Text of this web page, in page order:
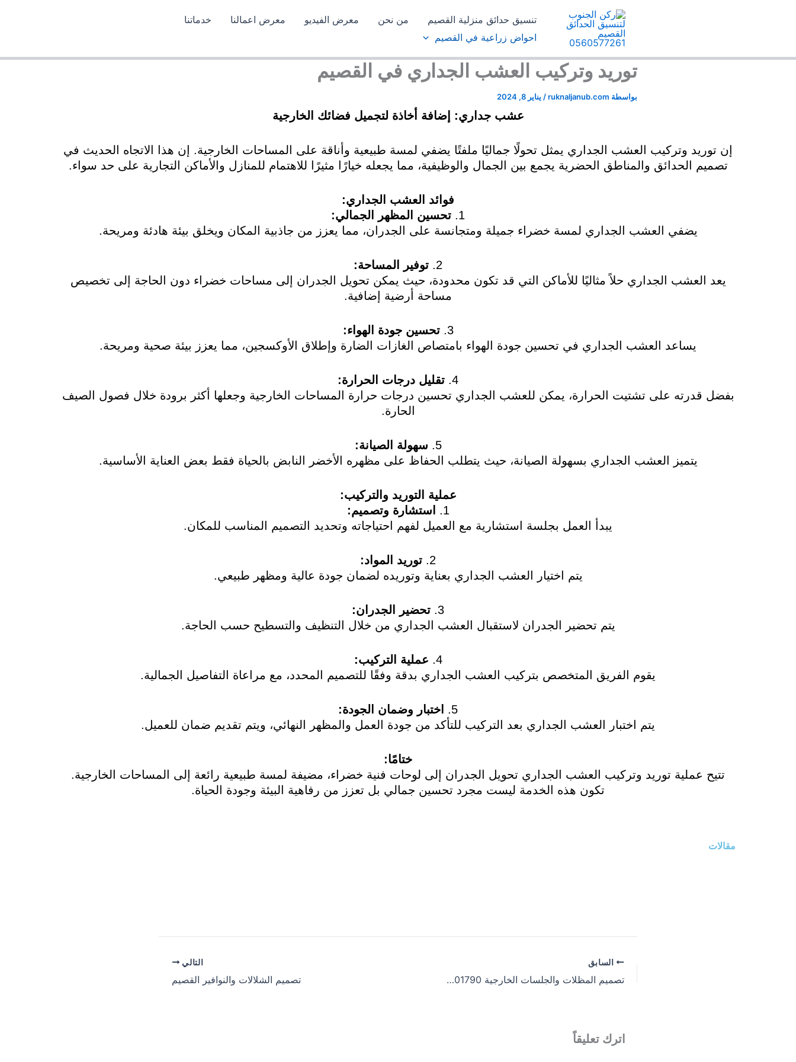
تنسيق حدائق منزلية القصيم من نحن معرض الفيديو معرض اعمالنا
خدماتنا
احواض زراعية في القصيم
توريد وتركيب العشب الجداري في القصيم
بواسطة ruknaljanub.com
/ يناير 8, 2024
عشب جداري: إضافة أخاذة لتجميل فضائك الخارجية
إن توريد وتركيب العشب الجداري يمثل تحولًا جماليًا ملفتًا يضفي لمسة طبيعية وأناقة على المساحات الخارجية. إن هذا الاتجاه الحديث في
تصميم الحدائق والمناطق الحضرية يجمع بين الجمال والوظيفية، مما يجعله خيارًا مثيرًا للاهتمام للمنازل والأماكن التجارية على حد سواء.
فوائد العشب الجداري:
1. تحسين المظهر الجمالي:
يضفي العشب الجداري لمسة خضراء جميلة ومتجانسة على الجدران، مما يعزز من جاذبية المكان ويخلق بيئة هادئة ومريحة.
2. توفير المساحة:
يعد العشب الجداري حلاً مثاليًا للأماكن التي قد تكون محدودة، حيث يمكن تحويل الجدران إلى مساحات خضراء دون الحاجة إلى تخصيص
مساحة أرضية إضافية.
3. تحسين جودة الهواء:
يساعد العشب الجداري في تحسين جودة الهواء بامتصاص الغازات الضارة وإطلاق الأوكسجين، مما يعزز بيئة صحية ومريحة.
4. تقليل درجات الحرارة:
بفضل قدرته على تشتيت الحرارة، يمكن للعشب الجداري تحسين درجات حرارة المساحات الخارجية وجعلها أكثر برودة خلال فصول الصيف
الحارة.
5.
سهولة الصيانة:
يتميز العشب الجداري بسهولة الصيانة، حيث يتطلب الحفاظ على مظهره الأخضر النابض بالحياة فقط بعض العناية الأساسية.
عملية التوريد والتركيب:
1.
استشارة وتصميم:
يبدأ العمل بجلسة استشارية مع العميل لفهم احتياجاته وتحديد التصميم المناسب للمكان.
2. توريد المواد:
يتم اختيار العشب الجداري بعناية وتوريده لضمان جودة عالية ومظهر طبيعي.
3. تحضير الجدران:
يتم تحضير الجدران لاستقبال العشب الجداري من خلال التنظيف والتسطيح حسب الحاجة.
4. عملية التركيب:
يقوم الفريق المتخصص بتركيب العشب الجداري بدقة وفقًا للتصميم المحدد، مع مراعاة التفاصيل الجمالية.
5.
اختبار وضمان الجودة:
يتم اختبار العشب الجداري بعد التركيب للتأكد من جودة العمل والمظهر النهائي، ويتم تقديم ضمان للعميل.
ختامًا:
تتيح عملية توريد وتركيب العشب الجداري تحويل الجدران إلى لوحات فنية خضراء، مضيفة لمسة طبيعية رائعة إلى المساحات الخارجية.
تكون هذه الخدمة ليست مجرد تحسين جمالي بل تعزز من رفاهية البيئة وجودة الحياة.
مقالات
السابق
تصميم المظلات والجلسات الخارجية 0558001790
التالي
تصميم الشلالات والنوافير القصيم
اترك تعليقاً